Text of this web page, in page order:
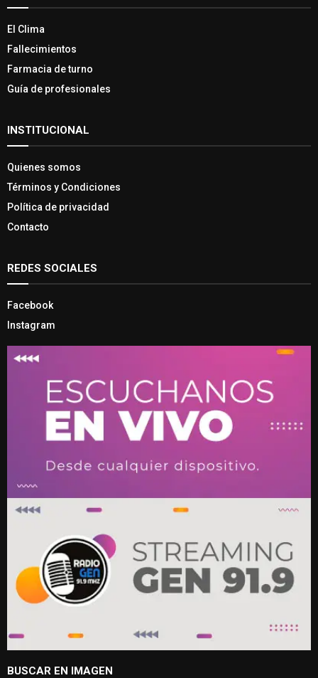
El Clima
Fallecimientos
Farmacia de turno
Guía de profesionales
INSTITUCIONAL
Quienes somos
Términos y Condiciones
Política de privacidad
Contacto
REDES SOCIALES
Facebook
Instagram
BUSCAR EN IMAGEN